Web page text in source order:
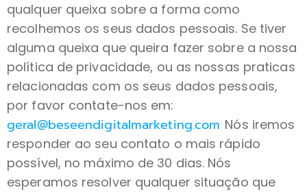
qualquer queixa sobre a forma como
recolhemos os seus dados pessoais. Se tiver
alguma queixa que queira fazer sobre a nossa
política de privacidade, ou as nossas praticas
relacionadas com os seus dados pessoais,
por favor contate-nos em:
geral@beseendigitalmarketing.com Nós iremos
responder ao seu contato o mais rápido
possível, no máximo de 30 dias. Nós
esperamos resolver qualquer situação que